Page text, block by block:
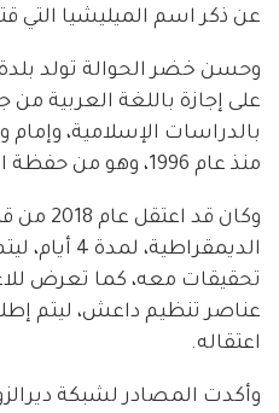
عن ذكر اسم الميليشيا التي
على إجازة باللغة العربية
بالدراسات الإسلامية،
منذ عام 1996، وهو من حفظة القرآن.
وكان قد
عناصر تنظيم داعش، ليتم
اعتقاله.